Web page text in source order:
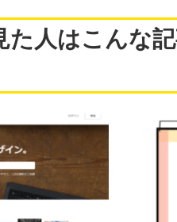
た人はこんな